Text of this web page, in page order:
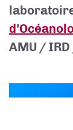
AMU /